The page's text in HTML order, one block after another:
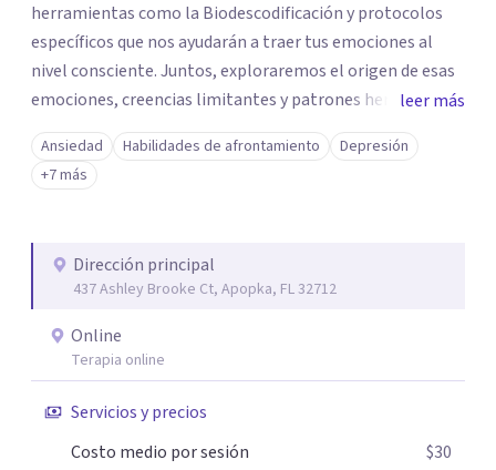
herramientas como la Biodescodificación y protocolos
específicos que nos ayudarán a traer tus emociones al
nivel consciente. Juntos, exploraremos el origen de esas
emociones, creencias limitantes y patrones heredados
que pueden estar influyendo en tus síntomas y relaciones.
Mi enfoque se centra en empoderarte para que
reconozcas que tú eres el principal autor de tu vida. A
el plan que realmente deseas, alcanzando así un
equilibrio y una paz mental que te ayudarán a mejorar tus
síntomas físicos. En mi espacio de sanación, encontrarás
un lugar seguro donde hacer una pausa, reflexionar y
aprender herramientas de autoobservación que te
permitirán valorar lo que deseas conservar y dejar atrás
lo que ya no te sirve. Estoy aquí para guiarte en cada paso
del camino hacia tu bienestar emocional y mental. Si
leer más
Ansiedad Habilidades de afrontamiento
Depresión
+7 más
Dirección principal
437 Ashley Brooke Ct, Apopka, FL 32712
Online
Terapia online
Servicios y precios
Costo medio por sesión
$30